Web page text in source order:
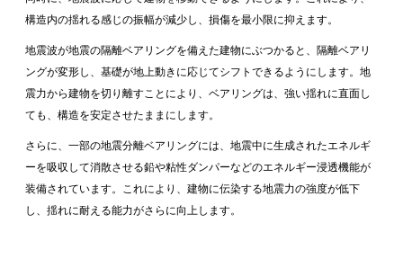
構造内の揺れる感じの振幅が減少し、損傷を最小限に抑えます。
地震波が地震の隔離ベアリングを備えた建物にぶつかると、隔離ベアリ
ングが変形し、基礎が地上動きに応じてシフトできるようにします。地
震力から建物を切り離すことにより、ベアリングは、強い揺れに直面し
ても、構造を安定させたままにします。
さらに、一部の地震分離ベアリングには、地震中に生成されたエネルギ
ーを吸収して消散させる鉛や粘性ダンパーなどのエネルギー浸透機能が
装備されています。これにより、建物に伝染する地震力の強度が低下
し、揺れに耐える能力がさらに向上します。